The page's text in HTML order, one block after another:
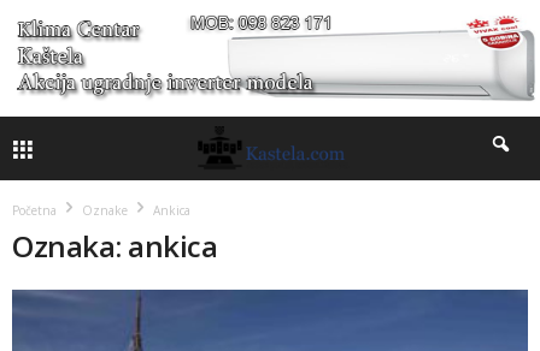
Početna Oznake Ankica
Oznaka: ankica